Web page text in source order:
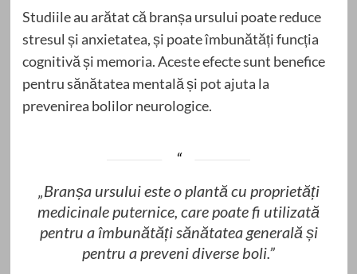
Studiile au arătat că branșa ursului poate reduce
stresul și anxietatea, și poate îmbunătăți funcția
cognitivă și memoria. Aceste efecte sunt benefice
pentru sănătatea mentală și pot ajuta la
prevenirea bolilor neurologice.
„Branșa ursului este o plantă cu proprietăți
medicinale puternice, care poate fi utilizată
pentru a îmbunătăți sănătatea generală și
pentru a preveni diverse boli.”